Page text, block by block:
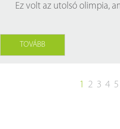
Ez volt az utolsó olimpia,
TOVÁBB
1 2 3 4 5